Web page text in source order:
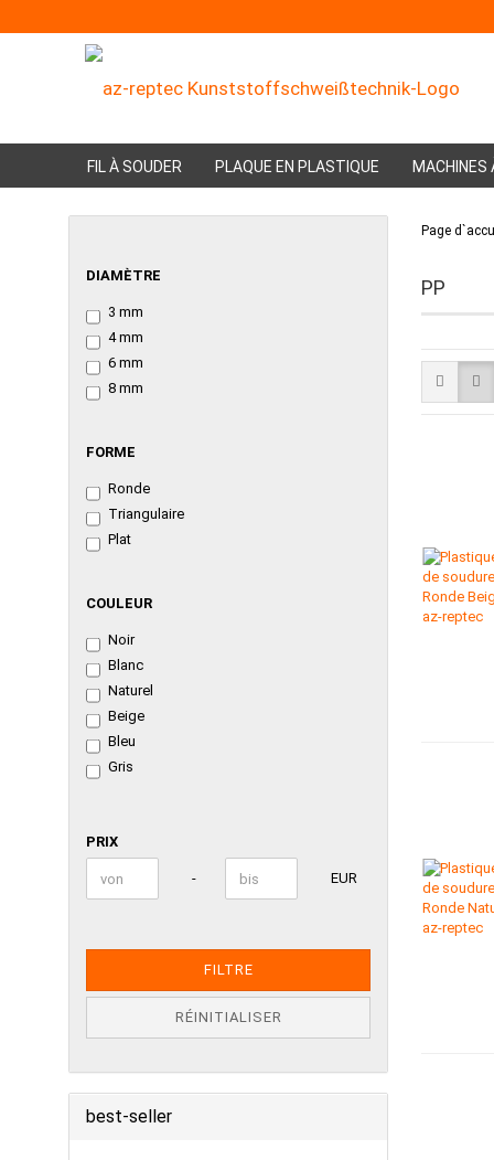
FIL À SOUDER PLAQUE EN PLASTIQUE MACHINES
Page
PP
DIAMÈTRE
DIAMÈTRE
3 mm
4 mm
6 mm
8 mm
FORME
FORME
Ronde
Triangulaire
Plat
COULEUR
COULEUR
Noir
Blanc
Naturel
Beige
Bleu
Gris
PRIX
Prix bis - EUR
FILTRE
RÉINITIALISER
best-seller